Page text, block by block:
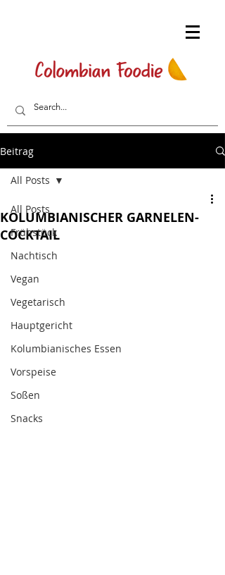
Beitrag
All Posts
Frühstück
Nachtisch
Vegan
Vegetarisch
Hauptgericht
Kolumbianisches Essen
Vorspeise
Soßen
Snacks
All Posts
KOLUMBIANISCHER GARNELEN-
COCKTAIL